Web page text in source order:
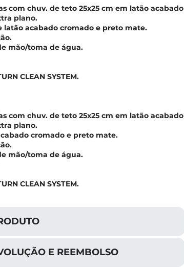
com chuv. de teto 25x25 cm em latão acabado
plano.
latão acabado cromado e preto mate.
mão/toma de água.
CLEAN SYSTEM.
com chuv. de teto 25x25 cm em latão acabado
plano.
cromado e preto mate.
mão/toma de água.
CLEAN SYSTEM.
E REEMBOLSO